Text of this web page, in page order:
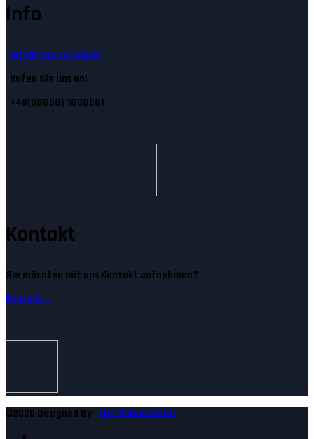
Info
Info@tecs-reisen.de
Rufen Sie uns an!
+49(08868) 1808661
Kontakt
Sie möchten mit uns Kontakt aufnehmen?
Kontakt —
©2026 Designed By Der Improvisator